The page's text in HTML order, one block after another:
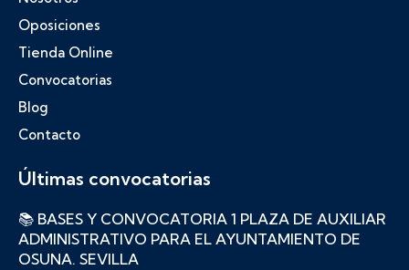
Oposiciones
Tienda Online
Convocatorias
Blog
Contacto
Últimas convocatorias
📚 BASES Y CONVOCATORIA 1 PLAZA DE AUXILIAR
ADMINISTRATIVO PARA EL AYUNTAMIENTO DE
OSUNA. SEVILLA